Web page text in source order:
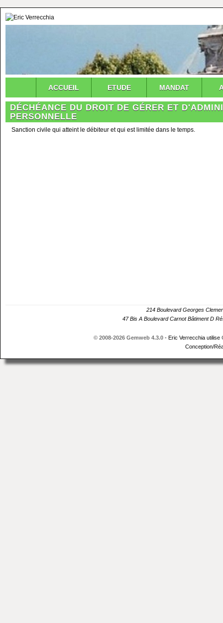
ACCUEIL ETUDE MANDAT
DÉCHÉANCE DU DROIT DE GÉRER ET
PERSONNELLE
Sanction civile qui atteint le débiteur et qui est limitée dans le temps.
214 Boulevard Georges
47 Bis A Boulevard Carnot Bâtiment D
© 2008-2026 Gemweb 4.3.0- Eric Verrecchia utilise
Conception/